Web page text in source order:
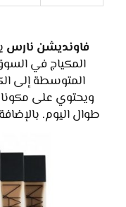
فاونديشن نارس
المكياج في
المتوسطة إلى
ويحتوي على
طوال اليوم.